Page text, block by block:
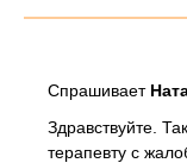
Спрашивает
Здравствуйте.
терапевту с